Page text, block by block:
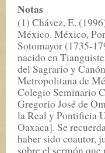
Notas
(1) Chávez, E.
México. México,
Sotomayor (1735-
nacido en
del Sagrario y
Metropolitana de
Colegio Seminario
Gregorio José de
la Real y Pontificia
Oaxaca]. Se
haber sido coautor,
sobre el sermón